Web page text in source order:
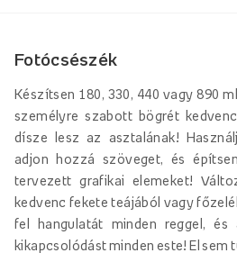
Fotócsészék
Készítsen 180, 330, 440 vagy 890
személyre szabott bögrét
dísze lesz az asztalának!
adjon hozzá szöveget, és
tervezett grafikai elemeket!
kedvenc fekete teájából vagy
fel hangulatát minden reggel, és
kikapcsolódást minden este! El sem